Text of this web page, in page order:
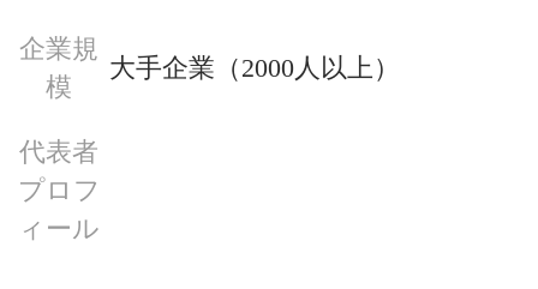
企業規
模
大手企業（2000人以上）
代表者
プロフ
ィール